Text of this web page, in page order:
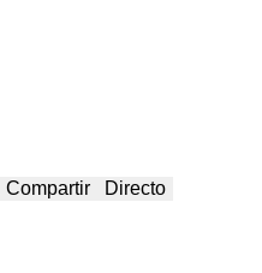
Compartir Directo